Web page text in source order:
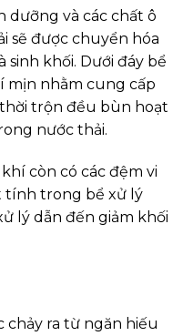
dưỡng và các chất ô
sẽ được chuyển hóa
sinh khối. Dưới đáy bể
mịn nhằm cung cấp
trộn đều bùn hoạt
nước thải.
còn có các đệm vi
tính trong bể xử lý
lý dẫn đến giảm khối
chảy ra từ ngăn hiếu